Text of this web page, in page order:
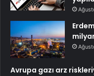
Avrupa gazı arz